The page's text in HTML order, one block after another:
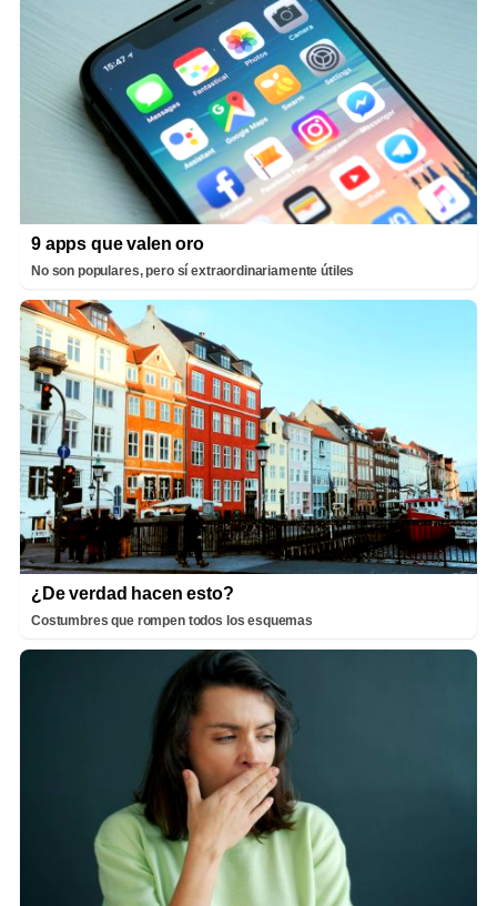
9 apps que valen oro
No son populares, pero sí extraordinariamente útiles
¿De verdad hacen esto?
Costumbres que rompen todos los esquemas